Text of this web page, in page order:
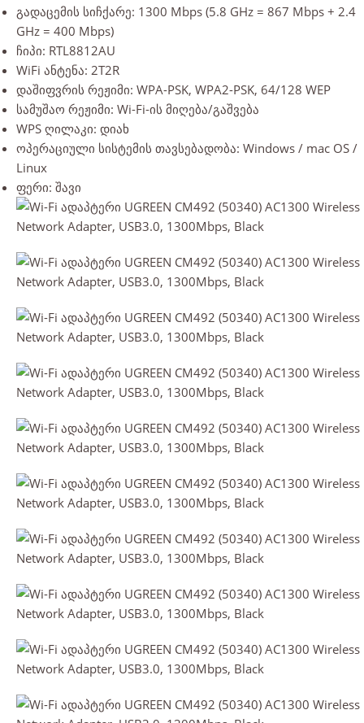
გადაცემის სიჩქარე: 1300 Mbps (5.8 GHz = 867 Mbps + 2.4
GHz = 400 Mbps)
ჩიპი: RTL8812AU
WiFi ანტენა: 2T2R
დაშიფვრის რეჟიმი: WPA-PSK, WPA2-PSK, 64/128 WEP
სამუშაო რეჟიმი: Wi-Fi-ის მიღება/გაშვება
WPS ღილაკი: დიახ
ოპერაციული სისტემის თავსებადობა: Windows / mac OS /
Linux
ფერი: შავი